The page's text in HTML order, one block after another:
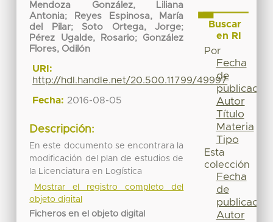
Mendoza González, Liliana
Antonia;
Reyes Espinosa, María
del Pilar; Soto Ortega, Jorge;
Pérez Ugalde, Rosario; González
Flores, Odilón
URI:
http://hdl.handle.net/20.500.11799/49997
Fecha: 2016-08-05
Descripción:
En este documento se encontrara la
modificación del plan de estudios de
la Licenciatura en Logística
Mostrar el registro completo del
objeto digital
Ficheros en el objeto digital
Buscar
en RI
Por
Fecha
de
publicación
Autor
Título
Materia
Tipo
Esta
colección
Fecha
de
publicación
Autor